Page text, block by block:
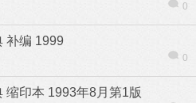
0
补编 1999
0
缩印本 1993年8月第1版